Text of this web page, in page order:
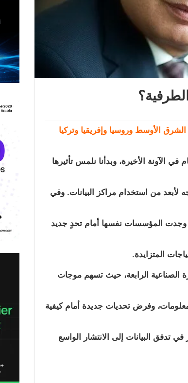
الأوسط وروسيا وإفريقيا وتركيا
الآونة الأخيرة، وبدأنا نلمس تأثيرها
لأبعد من استخدام مراكز البيانات. وفي
وجدت المؤسسات نفسها أمام تحدٍ جديد
المتزايدة.
الصناعية الرابعة، حيث تسهم موجات
وفرض تحديات جديدة أمام كيفية
في تدفق البيانات إلى الانتشار الواسع